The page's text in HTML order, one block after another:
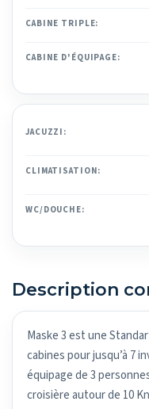
CABINE TRIPLE:
CABINE D'ÉQUIPAGE:
JACUZZI:
CLIMATISATION:
WC/DOUCHE:
Description
Maske 3 est une
cabines pour jusqu’à 7
équipage de 3
croisière autour de 10